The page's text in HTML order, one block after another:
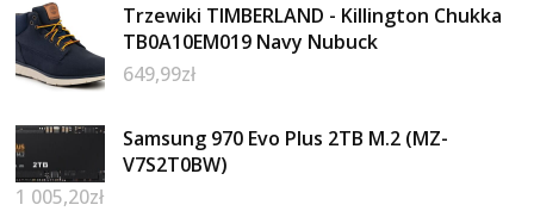
Trzewiki TIMBERLAND - Killington Chukka
TB0A10EM019 Navy Nubuck
649,99zł
Samsung 970 Evo Plus 2TB M.2 (MZ-
V7S2T0BW)
1 005,20zł